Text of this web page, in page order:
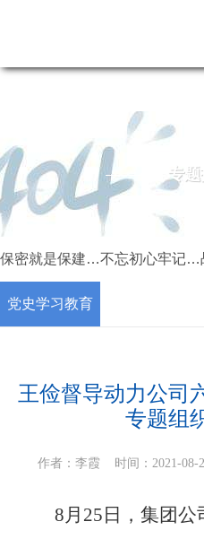
专
保密就是保建设 保发展 保安全 不忘初心牢记使命制度化
党史学习教育
王俭督导动力公司
专题组
作者：李霞 时间：2021-
8月25日，集团